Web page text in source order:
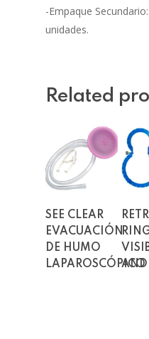
-Empaque
unidades.
Related
Read More
SEE CLEAR
EVACUACIÓN
DE HUMO
LAPAROSCÓPICO
AND